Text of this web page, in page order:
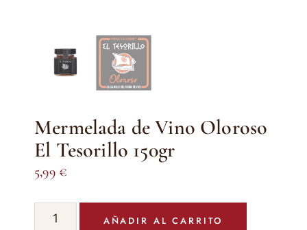
Mermelada de Vino Oloroso
El Tesorillo 150gr
5,99 €
Mermelada
AÑADIR AL CARRITO